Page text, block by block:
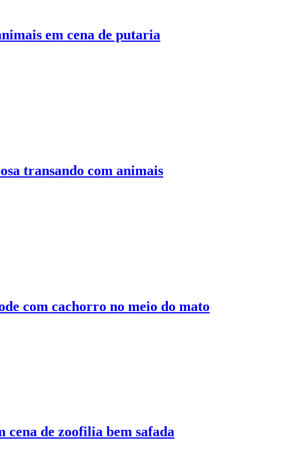
em cena de putaria
transando com animais
com cachorro no meio do mato
cena de zoofilia bem safada